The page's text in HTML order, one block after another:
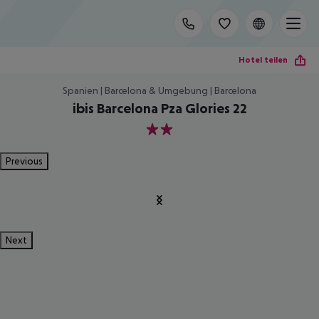
Hotel teilen
Spanien | Barcelona & Umgebung | Barcelona
ibis Barcelona Pza Glories 22
2
Previous
Next